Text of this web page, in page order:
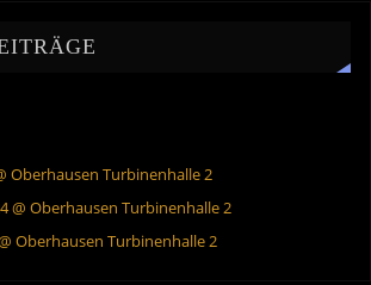
Oberhausen Turbinenhalle 2
@ Oberhausen Turbinenhalle 2
Oberhausen Turbinenhalle 2